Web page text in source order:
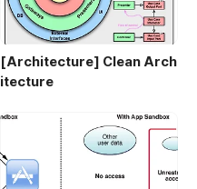
[Architecture] Clean Arch
itecture